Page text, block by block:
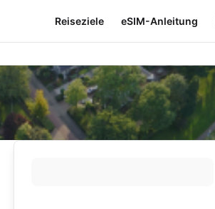
Reiseziele eSIM-Anleitung